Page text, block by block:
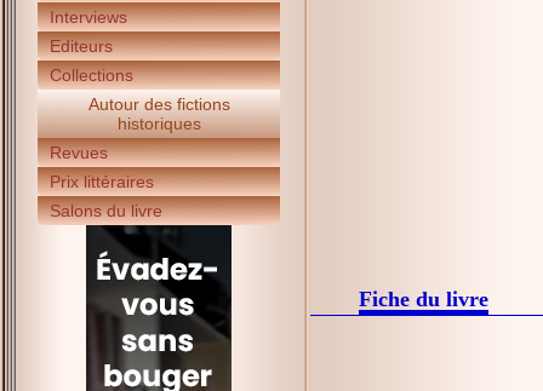
Interviews
Editeurs
Collections
Autour des fictions
historiques
Revues
Prix littéraires
Salons du livre
Fiche du livre